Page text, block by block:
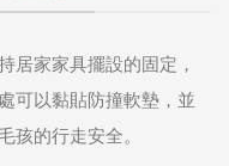
居家家具擺設的固定，
可以黏貼防撞軟墊，並
孩的行走安全。